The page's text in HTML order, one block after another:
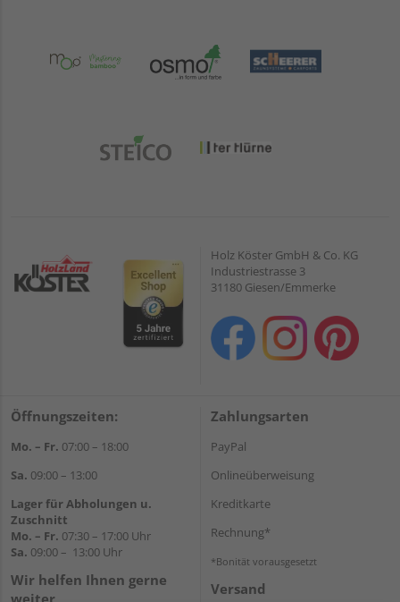
Holz Köster GmbH & Co. KG
Industriestrasse 3
31180 Giesen/Emmerke
Öffnungszeiten:
Mo. – Fr. 07:00 – 18:00
Sa. 09:00 – 13:00
Lager für Abholungen u.
Zuschnitt
Mo. – Fr. 07:30 – 17:00 Uhr
Sa. 09:00 – 13:00 Uhr
Wir helfen Ihnen gerne
weiter
Zahlungsarten
PayPal
Onlineüberweisung
Kreditkarte
Rechnung*
*Bonität vorausgesetzt
Versand